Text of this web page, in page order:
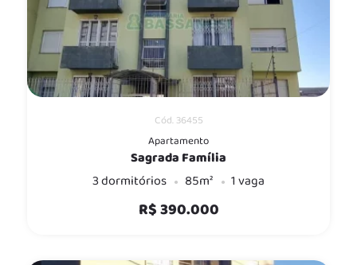
Cód. 36455
Apartamento
Sagrada Família
3 dormitórios
85m² 1 vaga
R$ 390.000